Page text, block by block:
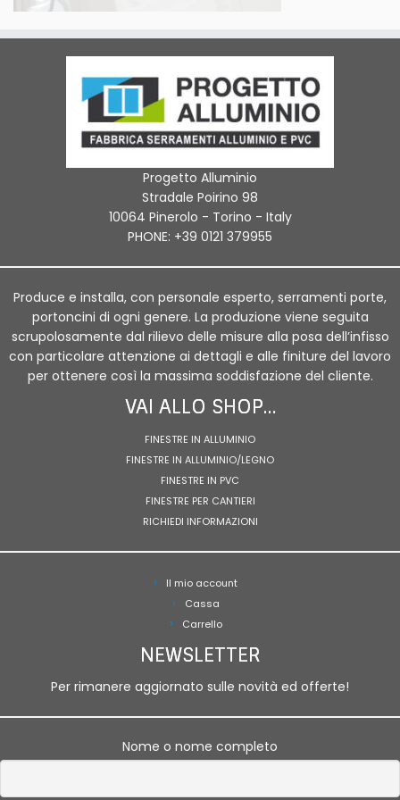
Progetto Alluminio
Stradale Poirino 98
10064 Pinerolo - Torino - Italy
PHONE: +39 0121 379955
Produce e installa, con personale esperto, serramenti porte,
portoncini di ogni genere. La produzione viene seguita
scrupolosamente dal rilievo delle misure alla posa dell’infisso
con particolare attenzione ai dettagli e alle finiture del lavoro
per ottenere così la massima soddisfazione del cliente.
VAI ALLO SHOP…
FINESTRE IN ALLUMINIO
FINESTRE IN ALLUMINIO/LEGNO
FINESTRE IN PVC
FINESTRE PER CANTIERI
RICHIEDI INFORMAZIONI
Il mio account
Cassa
Carrello
NEWSLETTER
Per rimanere aggiornato sulle novità ed offerte!
Nome o nome completo